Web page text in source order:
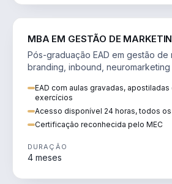
MBA EM GESTÃO DE
Pós-graduação EAD em gestão de
branding, inbound,
EAD com aulas gravadas,
exercícios
Acesso disponível 24 horas, todos
Certificação reconhecida pelo MEC
DURAÇÃO
4 meses